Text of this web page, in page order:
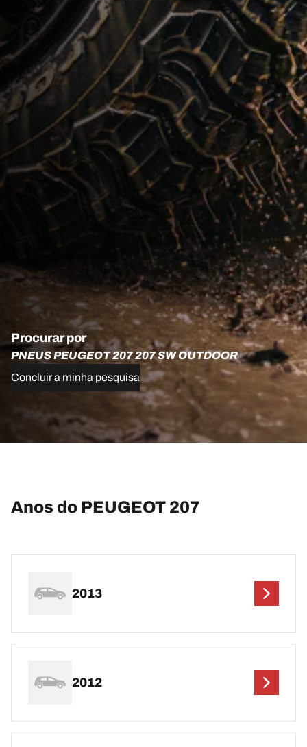
Procurar por
PNEUS PEUGEOT 207 207 SW OUTDOOR
Concluir a minha pesquisa
Anos do PEUGEOT 207
2013
2012